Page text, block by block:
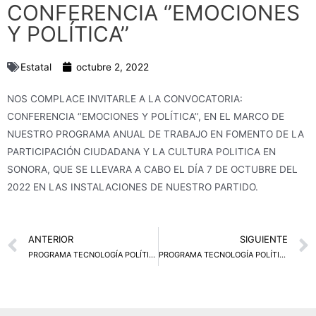
CONFERENCIA ‘’EMOCIONES
Y POLÍTICA’’
Estatal octubre 2, 2022
NOS COMPLACE INVITARLE A LA CONVOCATORIA:
CONFERENCIA ‘’EMOCIONES Y POLÍTICA’’, EN EL MARCO DE
NUESTRO PROGRAMA ANUAL DE TRABAJO EN FOMENTO DE LA
PARTICIPACIÓN CIUDADANA Y LA CULTURA POLITICA EN
SONORA, QUE SE LLEVARA A CABO EL DÍA 7 DE OCTUBRE DEL
2022 EN LAS INSTALACIONES DE NUESTRO PARTIDO.
Prev
ANTERIOR
PROGRAMA TECNOLOGÍA POLÍTICA Y MUJER
SIGUIENTE
PROGRAMA TECNOLOGÍA POLÍTICA Y MUJER